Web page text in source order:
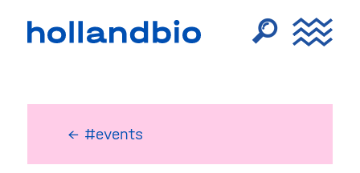
← #events